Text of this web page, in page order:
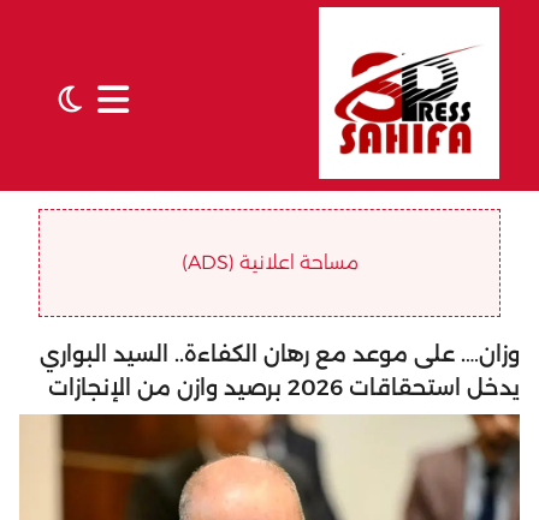
مساحة اعلانية (ADS)
وزان…. على موعد مع رهان الكفاءة.. السيد البواري
يدخل استحقاقات 2026 برصيد وازن من الإنجازات